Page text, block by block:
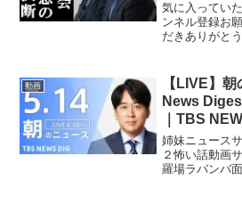
気に入ってい
ンネル登録お
だきありがと
に”楽しんでい
トーに、最新
話題など、毎
画への評価、
動画
【LIVE】
News
｜TBS
姉妹ニュース
２怖い話動画
羅場ラバンバ
（水）の早朝